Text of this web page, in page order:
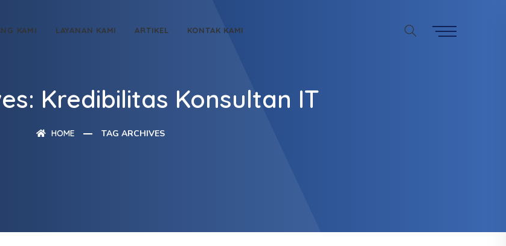
KAMI LAYANAN KAMI ARTIKEL KONTAK KAMI
Kredibilitas Konsultan IT
HOME TAG ARCHIVES